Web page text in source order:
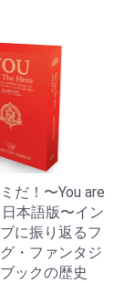
だ！〜You are
本語版〜イン
に振り返るフ
・ファンタジ
ックの歴史